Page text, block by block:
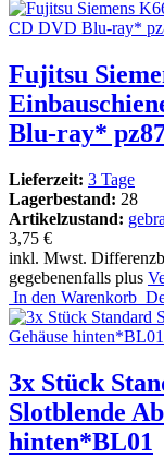
Fujitsu
Blu-ray*
Lieferzeit: 3 Tage
Lagerbestand: 28
Artikelzustand:
3,75 €
inkl. Mwst.
gegebenenfalls plus
In den Warenkorb
3x Stück
Slotblende
hinten*BL01